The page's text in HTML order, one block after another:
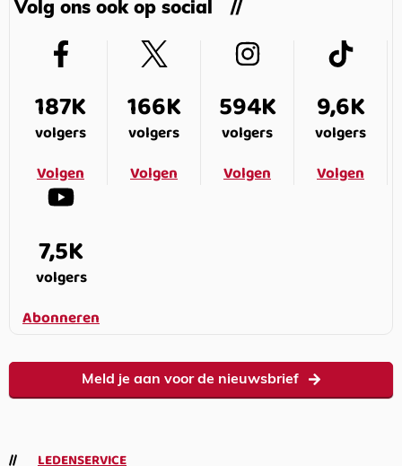
Volg ons ook op social
187K
volgers
Volgen
166K
volgers
Volgen
594K
volgers
Volgen
9,6K
volgers
Volgen
7,5K
volgers
Abonneren
Meld je aan voor de nieuwsbrief
LEDENSERVICE